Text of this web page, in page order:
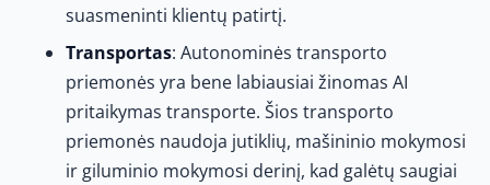
suasmeninti klientų patirtį.
Transportas: Autonominės transporto
priemonės yra bene labiausiai žinomas AI
pritaikymas transporte. Šios transporto
priemonės naudoja jutiklių, mašininio mokymosi
ir giluminio mokymosi derinį, kad galėtų saugiai